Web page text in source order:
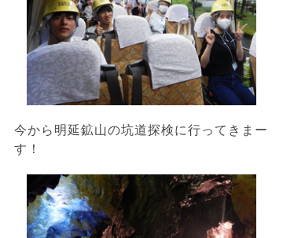
今から明延鉱山の坑道探検に行ってきまー
す！